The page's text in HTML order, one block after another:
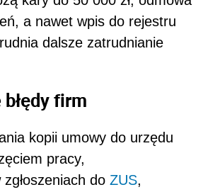
a nawet wpis do rejestru
dalsze zatrudnianie
firm
kopii umowy do urzędu
pracy,
do ZUS,